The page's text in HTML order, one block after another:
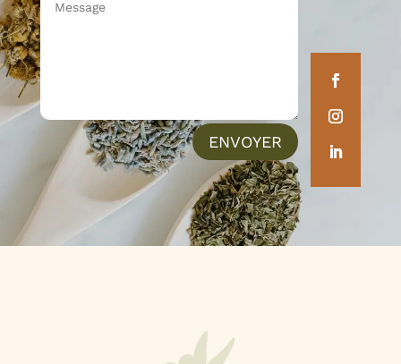
ENVOYER
Alternative: